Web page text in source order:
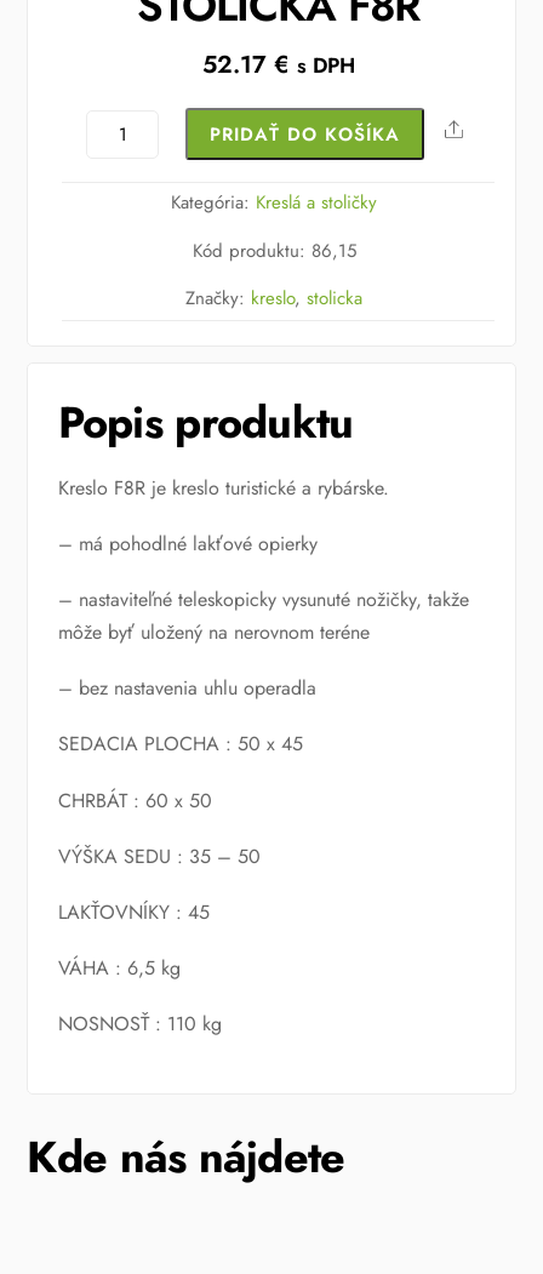
52.17 € s DPH
množstvo
PRIDAŤ DO KOŠÍKA Share
Kategória: Kreslá a stoličky
Kód produktu: 86,15
Značky: kreslo,stolicka
Popis produktu
Kreslo F8R je kreslo turistické a rybárske.
– má pohodlné lakťové opierky
– nastaviteľné teleskopicky vysunuté nožičky, takže
môže byť uložený na nerovnom teréne
– bez nastavenia uhlu operadla
SEDACIA PLOCHA : 50 x 45
CHRBÁT : 60 x 50
VÝŠKA SEDU : 35 – 50
LAKŤOVNÍKY : 45
VÁHA : 6,5 kg
NOSNOSŤ : 110 kg
Kde nás nájdete